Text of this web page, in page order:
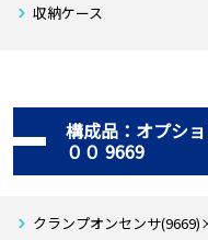
収納ケース
構成品：オプシ
００ 9669
クランプオンセンサ